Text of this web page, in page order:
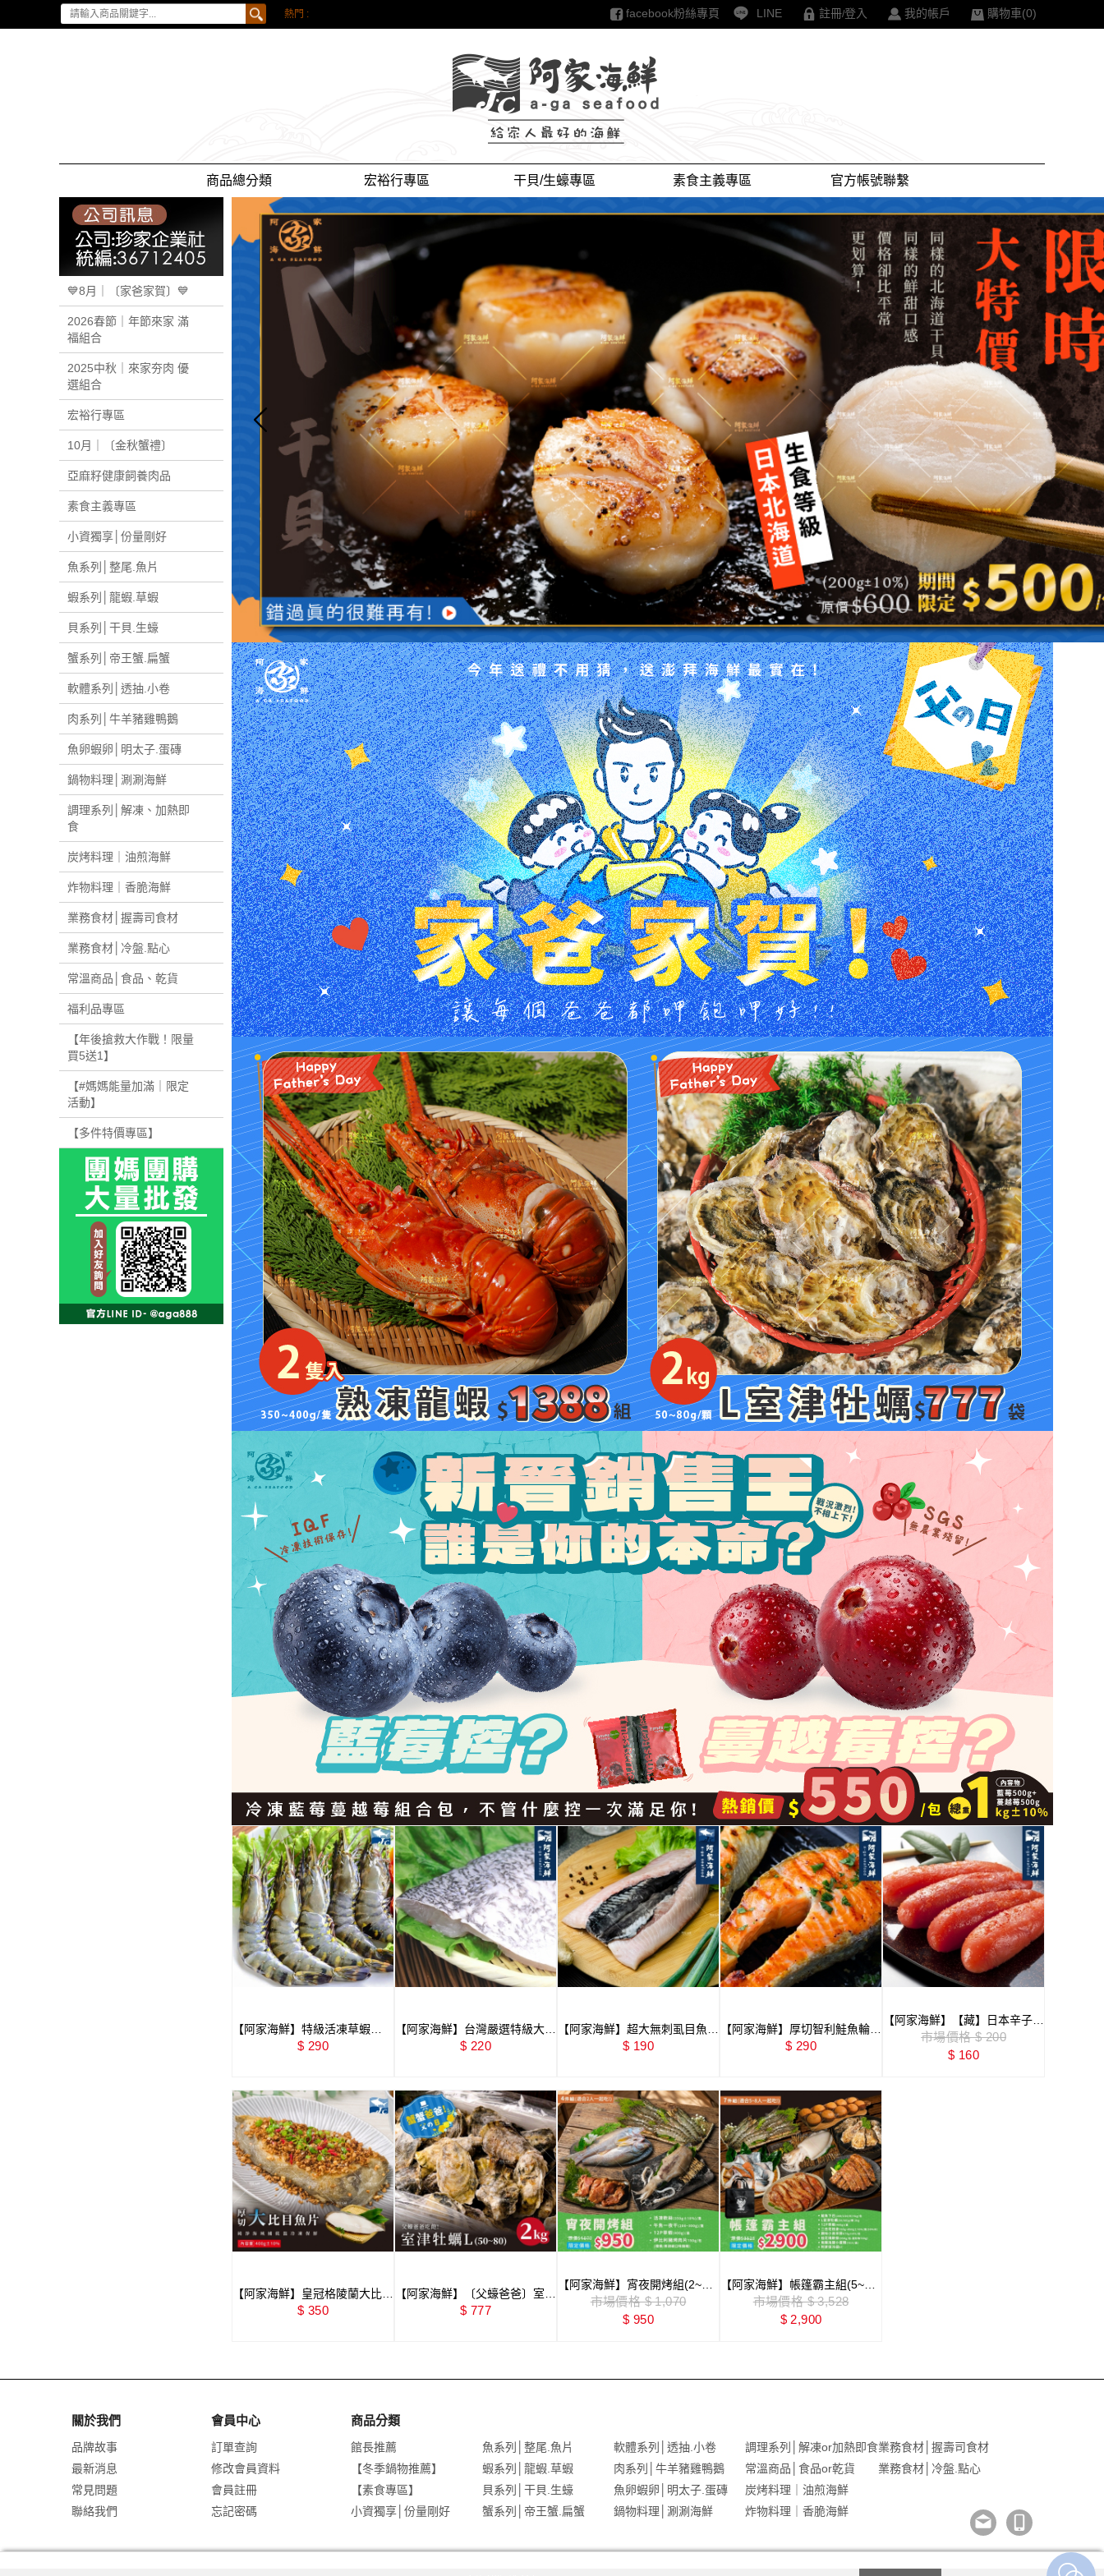
熱門 :
冷凍食品，蝦子，白蝦，蝦仁，蟹，
鍋食材， 火鍋料， 火鍋肉片， 貢
丸， 魚蛋， 紅龍， 禎祥， 瓜瓜園，
毛豆，地瓜， 栗香地瓜，冰烤地瓜，
栗子，鯖魚，鮭魚，大比目魚，虱目
魚，鱸魚，鯛魚，巴沙，白蝦，草
蝦，淡菜，霸王蟹，薯條，炸雞，雞
塊，氣炸鍋料理，炸物，章魚，烤肉
食材，魷魚串，肉片，雞腿排，香
腸，牛排，香魚，牛肉湯，冷凍食
品，冷凍調理品，海膽，海膽醬，蘿
蔔糕，農場晃晃，亞麻籽豬肉
facebook粉絲專頁 LINE 註冊/登入 我的帳戶 購物車(0)
商品總分類 宏裕行專區 干貝/生蠔專區 素食主義專區 官方帳號聯繫
💙8月｜〔家爸家賀〕💙
2026春節｜年節來家 滿
福組合
2025中秋｜來家夯肉 優
選組合
宏裕行專區
10月｜〔金秋蟹禮〕
亞麻籽健康飼養肉品
素食主義專區
小資獨享│份量剛好
魚系列│整尾.魚片
蝦系列│龍蝦.草蝦
貝系列│干貝.生蠔
蟹系列│帝王蟹.扁蟹
軟體系列│透抽.小卷
肉系列│牛羊豬雞鴨鵝
魚卵蝦卵│明太子.蛋磚
鍋物料理│涮涮海鮮
調理系列│解凍、加熱即
食
炭烤料理｜油煎海鮮
炸物料理｜香脆海鮮
業務食材│握壽司食材
業務食材│冷盤.點心
常溫商品│食品、乾貨
福利品專區
【年後搶救大作戰！限量
買5送1】
【#媽媽能量加滿｜限定
活動】
【多件特價專區】
【阿家海鮮】特級活凍草蝦
10P/淨重400g±10%/盒
$ 290
【阿家海鮮】台灣嚴選特級大鱸
魚片(2款規格)$ 220
【阿家海鮮】超大無刺虱目魚肚
240g±10%/片$ 190
【阿家海鮮】厚切智利鮭魚輪切
片 500g±5%/片 (15%包冰)
$ 290
【阿家海鮮】【藏】日本辛子/
明太子魚卵 80g±5%/盒
市場價格 $ 200
$ 160
【阿家海鮮】皇冠格陵蘭大比目
魚厚切(370g±10%/片)
$ 350
【阿家海鮮】〔父蠔爸爸〕室津
生蠔L(50g~80g) 2kg（約
$ 777
【阿家海鮮】宵夜開烤組(2~3
人)｜4件組市場價格 $ 1,070
$ 950
【阿家海鮮】帳篷霸主組(5~8
人)｜8件組市場價格 $ 3,528
$ 2,900
關於我們
品牌故事
最新消息
常見問題
聯絡我們
會員中心
訂單查詢
修改會員資料
會員註冊
忘記密碼
商品分類
館長推薦
【冬季鍋物推薦】
【素食專區】
小資獨享│份量剛好
魚系列│整尾.魚片
蝦系列│龍蝦.草蝦
貝系列│干貝.生蠔
蟹系列│帝王蟹.扁蟹
軟體系列│透抽.小卷
肉系列│牛羊豬雞鴨鵝
魚卵蝦卵│明太子.蛋磚
鍋物料理│涮涮海鮮
調理系列│解凍or加熱即食
常溫商品│食品or乾貨
炭烤料理｜油煎海鮮
炸物料理｜香脆海鮮
業務食材│握壽司食材
業務食材│冷盤.點心